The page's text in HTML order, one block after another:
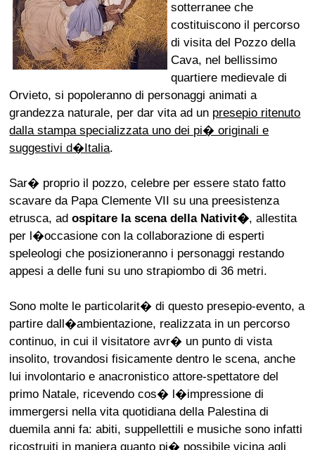
sotterranee che
costituiscono il percorso
di visita del Pozzo della
Cava, nel bellissimo
quartiere medievale di
Orvieto, si popoleranno di personaggi animati a
grandezza naturale, per dar vita ad un presepio ritenuto
dalla stampa specializzata uno dei pi� originali e
suggestivi d�Italia.
Sar� proprio il pozzo, celebre per essere stato fatto
scavare da Papa Clemente VII su una preesistenza
etrusca, adospitare la scena della Nativit�, allestita
per l�occasione con la collaborazione di esperti
speleologi che posizioneranno i personaggi restando
appesi a delle funi su uno strapiombo di 36 metri.
Sono molte le particolarit� di questo presepio-evento, a
partire dall�ambientazione, realizzata in un percorso
continuo, in cui il visitatore avr� un punto di vista
insolito, trovandosi fisicamente dentro le scena, anche
lui involontario e anacronistico attore-spettatore del
primo Natale, ricevendo cos� l�impressione di
immergersi nella vita quotidiana della Palestina di
duemila anni fa: abiti, suppellettili e musiche sono infatti
ricostruiti in maniera quanto pi� possibile vicina agli